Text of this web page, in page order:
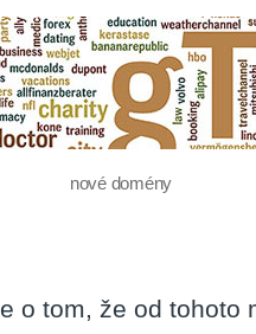
jsou
už
nové domény
o tom, že od tohoto